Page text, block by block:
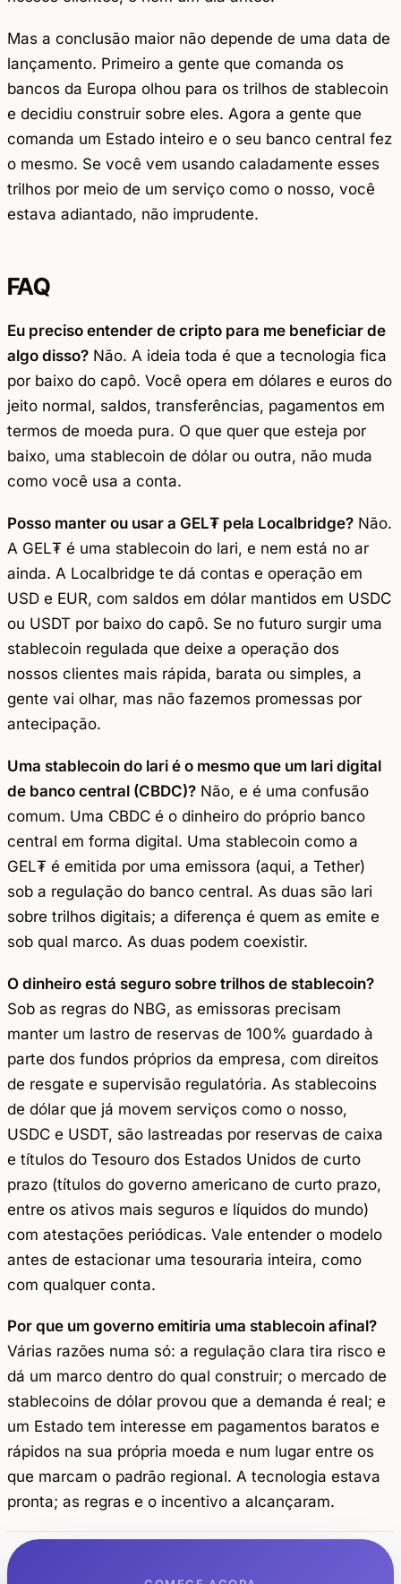
Mas a conclusão maior não depende de uma data de
lançamento. Primeiro a gente que comanda os
bancos da Europa olhou para os trilhos de stablecoin
e decidiu construir sobre eles. Agora a gente que
comanda um Estado inteiro e o seu banco central fez
o mesmo. Se você vem usando caladamente esses
trilhos por meio de um serviço como o nosso, você
estava adiantado, não imprudente.
FAQ
Eu preciso entender de cripto para me beneficiar de
algo disso? Não. A ideia toda é que a tecnologia fica
por baixo do capô. Você opera em dólares e euros do
jeito normal, saldos, transferências, pagamentos em
termos de moeda pura. O que quer que esteja por
baixo, uma stablecoin de dólar ou outra, não muda
como você usa a conta.
Posso manter ou usar a GEL₮ pela Localbridge? Não.
A GEL₮ é uma stablecoin do lari, e nem está no ar
ainda. A Localbridge te dá contas e operação em
USD e EUR, com saldos em dólar mantidos em USDC
ou USDT por baixo do capô. Se no futuro surgir uma
stablecoin regulada que deixe a operação dos
nossos clientes mais rápida, barata ou simples, a
gente vai olhar, mas não fazemos promessas por
antecipação.
Uma stablecoin do lari é o mesmo que um lari digital
de banco central (CBDC)? Não, e é uma confusão
comum. Uma CBDC é o dinheiro do próprio banco
central em forma digital. Uma stablecoin como a
GEL₮ é emitida por uma emissora (aqui, a Tether)
sob a regulação do banco central. As duas são lari
sobre trilhos digitais; a diferença é quem as emite e
sob qual marco. As duas podem coexistir.
O dinheiro está seguro sobre trilhos de stablecoin?
Sob as regras do NBG, as emissoras precisam
manter um lastro de reservas de 100% guardado à
parte dos fundos próprios da empresa, com direitos
de resgate e supervisão regulatória. As stablecoins
de dólar que já movem serviços como o nosso,
USDC e USDT, são lastreadas por reservas de caixa
e títulos do Tesouro dos Estados Unidos de curto
prazo (títulos do governo americano de curto prazo,
entre os ativos mais seguros e líquidos do mundo)
com atestações periódicas. Vale entender o modelo
antes de estacionar uma tesouraria inteira, como
com qualquer conta.
Por que um governo emitiria uma stablecoin afinal?
Várias razões numa só: a regulação clara tira risco e
dá um marco dentro do qual construir; o mercado de
stablecoins de dólar provou que a demanda é real; e
um Estado tem interesse em pagamentos baratos e
rápidos na sua própria moeda e num lugar entre os
que marcam o padrão regional. A tecnologia estava
pronta; as regras e o incentivo a alcançaram.